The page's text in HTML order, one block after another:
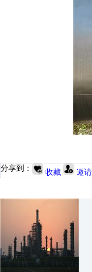
分享到： 收藏 邀